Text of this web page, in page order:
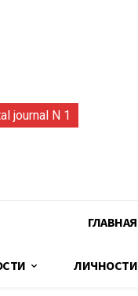
journal N 1
ГЛАВНАЯ
ЛИЧНОСТИ